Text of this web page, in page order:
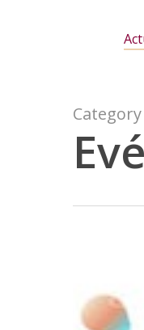
Category